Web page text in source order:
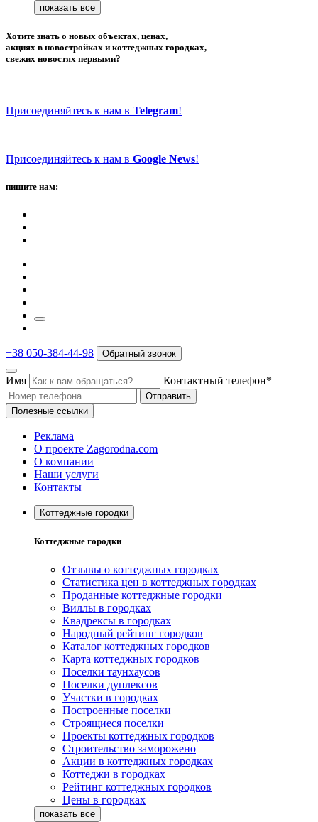
Хотите знать о новых объектах, ценах,
акциях в новостройках и коттеджных городках,
свежих новостях первыми?
Присоединяйтесь к нам в Telegram!
Присоединяйтесь к нам в Google News!
пишите нам:
+38 050-384-44-98 Обратный звонок
Имя Контактный телефон*
Отправить
Полезные ссылки
Реклама
О проекте Zagorodna.com
О компании
Наши услуги
Контакты
Коттеджные городки
Коттеджные городки
Отзывы о коттеджных городках
Статистика цен в коттеджных городках
Проданные коттеджные городки
Виллы в городках
Квадрексы в городках
Народный рейтинг городков
Каталог коттеджных городков
Карта коттеджных городков
Поселки таунхаусов
Поселки дуплексов
Участки в городках
Построенные поселки
Строящиеся поселки
Проекты коттеджных городков
Строительство заморожено
Акции в коттеджных городках
Коттеджи в городках
Рейтинг коттеджных городков
Цены в городках